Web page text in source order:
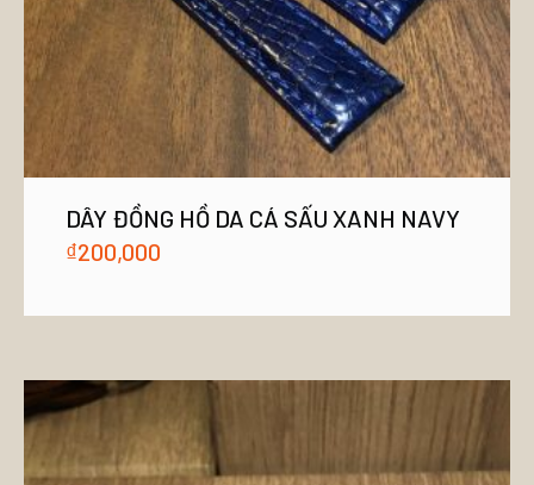
DÂY ĐỒNG HỒ DA CÁ SẤU XANH NAVY
₫200,000